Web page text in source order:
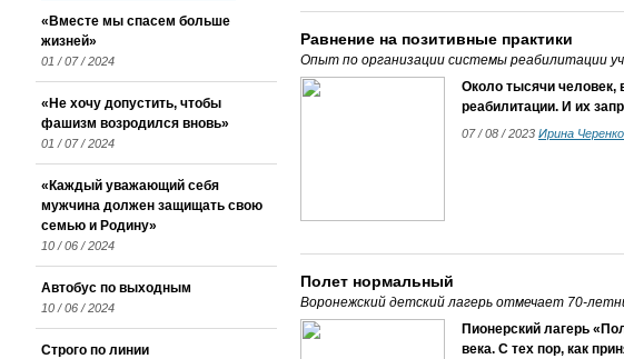
Равнение на позитивные практики
Опыт по организации системы реабилитации
Около тысячи человек,
реабилитации. И их
07 / 08 / 2023 Ирина
Полет нормальный
Воронежский детский лагерь отмечает 70-
Пионерский лагерь
века. С тех пор, как
«Вместе мы спасем больше
жизней»
01 / 07 / 2024
«Не хочу допустить, чтобы
фашизм возродился вновь»
01 / 07 / 2024
«Каждый уважающий себя
мужчина должен защищать свою
семью и Родину»
10 / 06 / 2024
Автобус по выходным
10 / 06 / 2024
Строго по линии